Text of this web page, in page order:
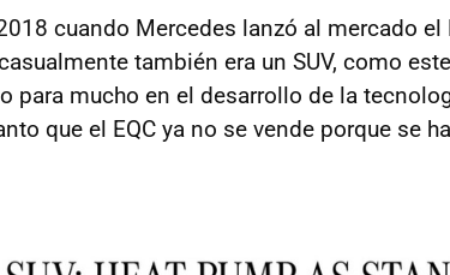
cuando Mercedes lanzó al mercado el
también era un SUV, como
para mucho en el desarrollo de la
que el EQC ya no se vende porque se